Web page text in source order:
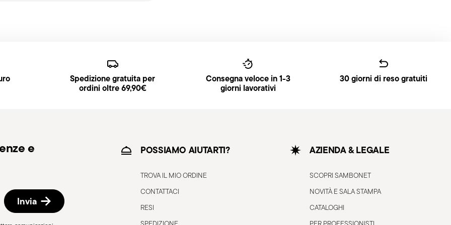
un link di tracciamento per monitorare
Punto di Ritiro, selezionabile al checkout.
fatturazione seguendo la procedura indicata
Spedizione gratuita per
ordini oltre 69,90€
Consegna veloce in 1-3
giorni lavorativi
30 giorni di reso gratuiti
e
Invia
POSSIAMO AIUTARTI?
TROVA IL MIO ORDINE
CONTATTACI
RESI
AZIENDA & LEGALE
SCOPRI SAMBONET
NOVITÀ E SALA STAMPA
CATALOGHI